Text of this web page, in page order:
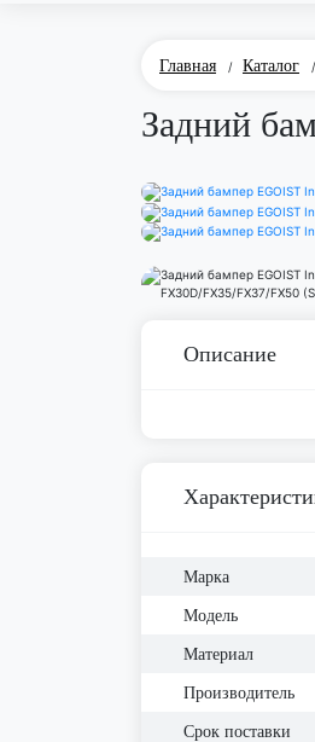
Главная / Каталог /
Задний
Описание
Марка
Модель
Материал
Производитель
Срок поставки